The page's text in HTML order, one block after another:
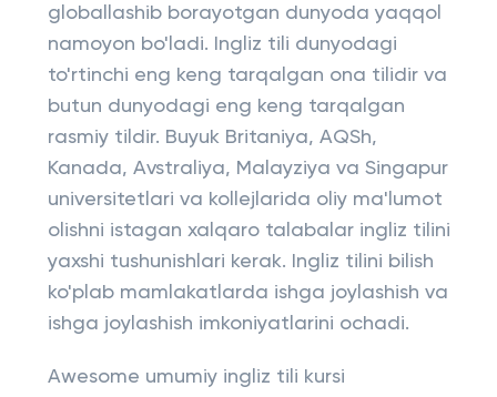
globallashib borayotgan dunyoda yaqqol
namoyon bo'ladi. Ingliz tili dunyodagi
to'rtinchi eng keng tarqalgan ona tilidir va
butun dunyodagi eng keng tarqalgan
rasmiy tildir. Buyuk Britaniya, AQSh,
Kanada, Avstraliya, Malayziya va Singapur
universitetlari va kollejlarida oliy ma'lumot
olishni istagan xalqaro talabalar ingliz tilini
yaxshi tushunishlari kerak. Ingliz tilini bilish
ko'plab mamlakatlarda ishga joylashish va
ishga joylashish imkoniyatlarini ochadi.
Awesome umumiy ingliz tili kursi